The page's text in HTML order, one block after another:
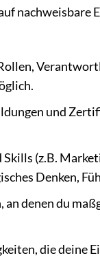
nachweisbare
und
(z.B.
Denken,
denen du
die deine